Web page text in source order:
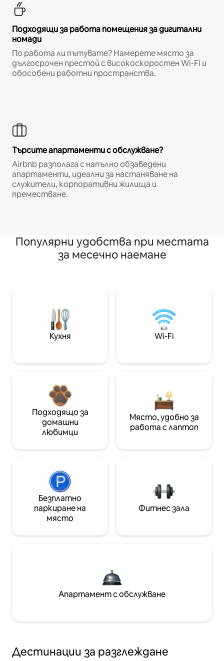
Подходящи за работа помещения за дигитални
номади
По работа ли пътувате? Намерете място за
дългосрочен престой с високоскоростен Wi-Fi и
обособени работни пространства.
Търсите апартаменти с обслужване?
Airbnb разполага с напълно обзаведени
апартаменти, идеални за настаняване на
служители, корпоративни жилища и
преместване.
Популярни удобства при местата
за месечно наемане
Кухня Wi-Fi
Подходящо за
домашни
любимци
Място, удобно за
работа с лаптоп
Безплатно
паркиране на
място
Фитнес зала
Апартамент с обслужване
Дестинации за разглеждане